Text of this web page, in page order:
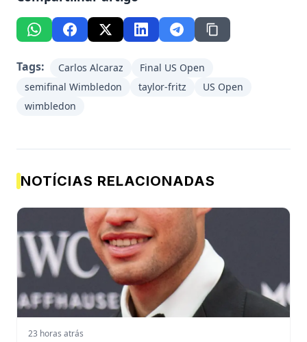
Tags: Carlos Alcaraz
Final US Open
semifinal Wimbledon
taylor-fritz
US Open
wimbledon
NOTÍCIAS RELACIONADAS
23 horas atrás